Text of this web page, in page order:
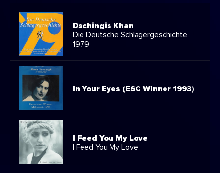
Dschingis Khan
Die Deutsche Schlagergeschichte
1979
In Your Eyes (ESC Winner 1993)
I Feed You My Love
I Feed You My Love